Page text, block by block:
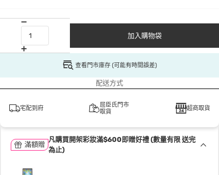
加入購物袋
查看門市庫存 (可能有時間誤差)
配送方式
宅配到府
屈臣氏門市
取貨
超商取貨
滿額贈
凡購買開架彩妝滿$600即贈好禮 (數量有限 送完
為止)